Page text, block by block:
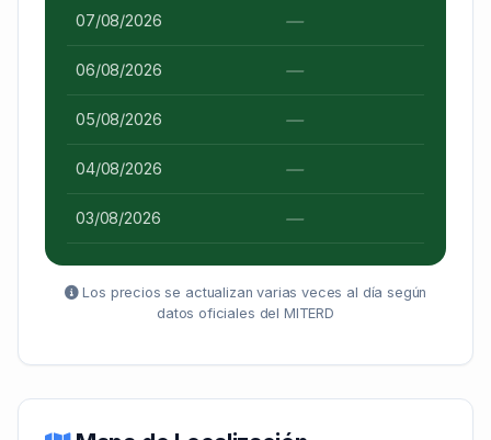
07/08/2026 —
06/08/2026 —
05/08/2026 —
04/08/2026 —
03/08/2026 —
Los precios se actualizan varias veces al día según
datos oficiales del MITERD